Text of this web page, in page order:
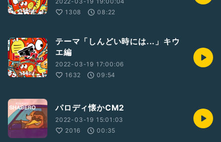
1308
08:22
テーマ「しんどい時には...」キウ
エ編
2022-03-19 17:00:06
1632
09:54
パロディ懐かCM2
2022-03-19 15:01:03
2016
00:35